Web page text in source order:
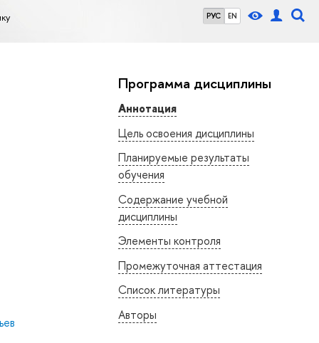
РУС EN
Программа дисциплины
Аннотация
Цель освоения дисциплины
Планируемые результаты
обучения
Содержание учебной
дисциплины
Элементы контроля
Промежуточная аттестация
Список литературы
Авторы